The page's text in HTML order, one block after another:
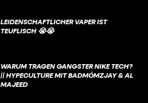
LEIDENSCHAFTLICHER VAPER IST
TEUFLISCH 😭😭
WARUM TRAGEN GANGSTER NIKE TECH?
|| HYPECULTURE MIT BADMÓMZJAY & AL
MAJEED